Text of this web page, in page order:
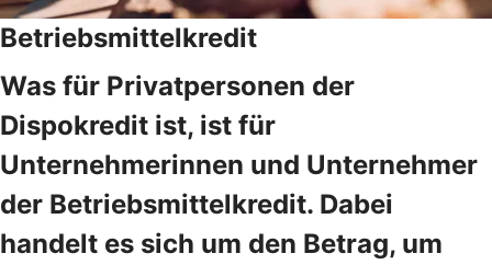
Betriebsmittelkredit
Was für Privatpersonen der
Dispokredit ist, ist für
Unternehmerinnen und Unternehmer
der Betriebsmittelkredit. Dabei
handelt es sich um den Betrag, um